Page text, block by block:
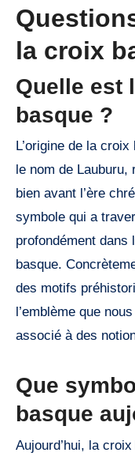
la croix
Quelle est
basque ?
L’origine de la croix basque, également connue sous
le nom de
bien avant l’ère
symbole qui a
profondément dans
basque.
des motifs
l’emblème que
associé à des
Que
basque
Aujourd’hui, la croix basque symbolise bien plus